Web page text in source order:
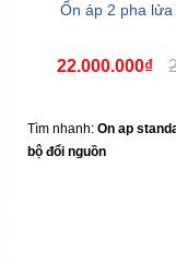
Ổn áp 2 pha
22.000.000₫
Tìm nhanh: On ap
bộ đổi nguồn